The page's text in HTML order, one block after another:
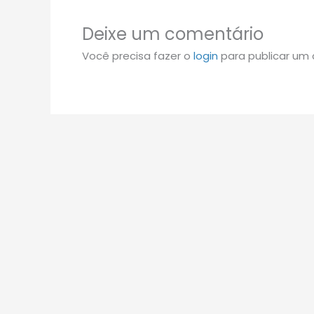
Deixe um comentário
Você precisa fazer o login para publicar um